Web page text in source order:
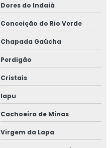
de bpf
halal
feed materials
não conformidades
Dores do Indaiá
Conceição do Rio Verde
Chapada Gaúcha
Perdigão
Cristais
Iapu
Cachoeira de Minas
Virgem da Lapa